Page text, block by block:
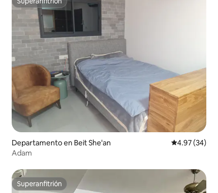
Superanfitrión
Departamento en Beit She'an Calificación
4.97 (34)
Adam
Superanfitrión
Superanfitrión